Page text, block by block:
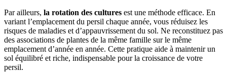
Par ailleurs, la rotation des cultures est une méthode efficace. En
variant l’emplacement du persil chaque année, vous réduisez les
risques de maladies et d’appauvrissement du sol. Ne reconstituez pas
des associations de plantes de la même famille sur le même
emplacement d’année en année. Cette pratique aide à maintenir un
sol équilibré et riche, indispensable pour la croissance de votre
persil.